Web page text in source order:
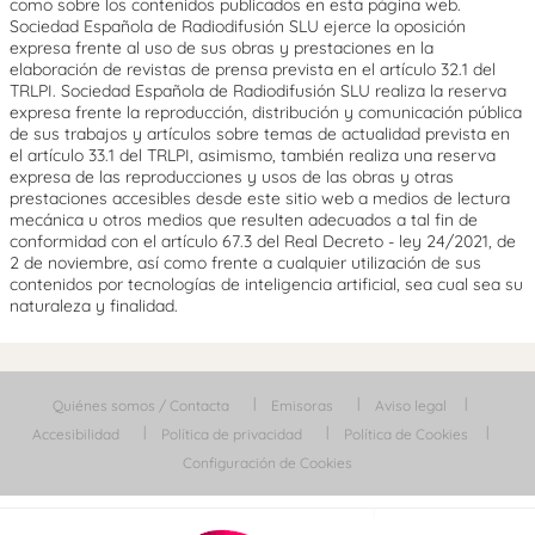
como sobre los contenidos publicados en esta página web.
Sociedad Española de Radiodifusión SLU ejerce la oposición
expresa frente al uso de sus obras y prestaciones en la
elaboración de revistas de prensa prevista en el artículo 32.1 del
TRLPI. Sociedad Española de Radiodifusión SLU realiza la reserva
expresa frente la reproducción, distribución y comunicación pública
de sus trabajos y artículos sobre temas de actualidad prevista en
el artículo 33.1 del TRLPI, asimismo, también realiza una reserva
expresa de las reproducciones y usos de las obras y otras
prestaciones accesibles desde este sitio web a medios de lectura
mecánica u otros medios que resulten adecuados a tal fin de
conformidad con el artículo 67.3 del Real Decreto - ley 24/2021, de
2 de noviembre, así como frente a cualquier utilización de sus
contenidos por tecnologías de inteligencia artificial, sea cual sea su
naturaleza y finalidad.
Quiénes somos / Contacta Emisoras
Aviso legal
Accesibilidad
Política de privacidad
Política de Cookies
Configuración de Cookies